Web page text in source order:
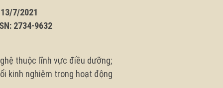
7/2021
2734-9632
thuộc lĩnh vực điều dưỡng;
kinh nghiệm trong hoạt động